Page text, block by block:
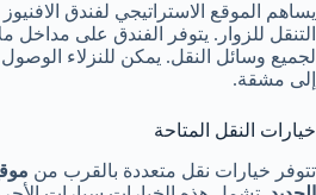
يساهم الموقع الاستراتيجي لفندق
التنقل للزوار. يتوفر الفندق على مداخل
لجميع وسائل النقل. يمكن للنزلاء
إلى مشقة.
خيارات النقل المتاحة
تتوفر خيارات نقل متعددة بالقرب من